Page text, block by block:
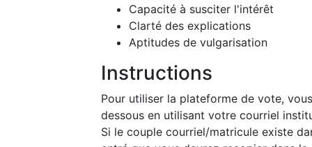
Capacité à susciter l'intérêt
Clarté des explications
Aptitudes de vulgarisation
Instructions
Pour utiliser la plateforme de vote,
dessous en utilisant votre courriel
Si le couple courriel/matricule existe